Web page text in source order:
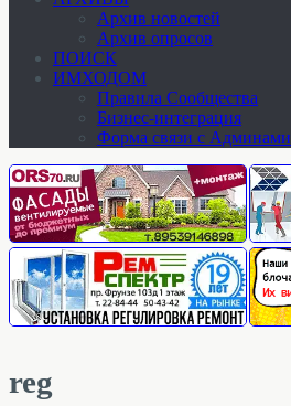
Архив новостей
Архив опросов
ПОИСК
ИМХОДОМ
Правила Сообщества
Бизнес-интеграция
Форма связи с Админами
reg